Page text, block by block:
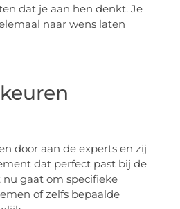
dat je aan hen denkt. Je
naar wens laten
door aan de experts en zij
dat perfect past bij de
gaat om specifieke
of zelfs bepaalde